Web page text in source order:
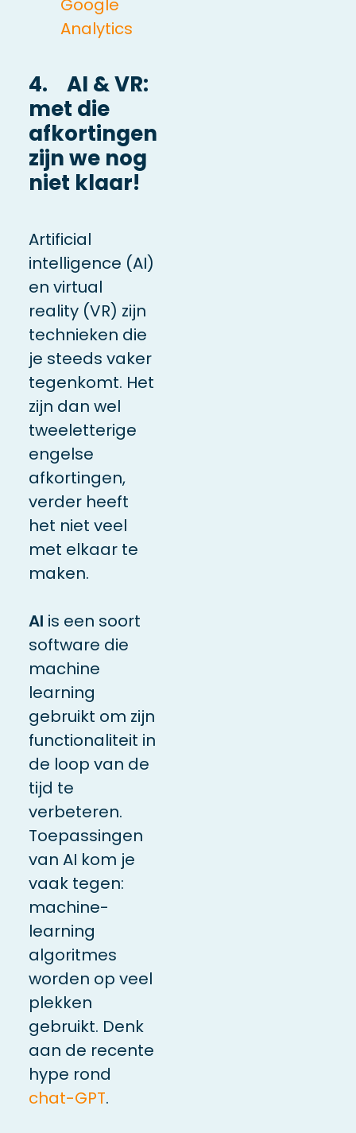
Google
Analytics
4. AI & VR:
met die
afkortingen
zijn we nog
niet klaar!
Artificial
intelligence (AI)
en virtual
reality (VR) zijn
technieken die
je steeds vaker
tegenkomt. Het
zijn dan wel
tweeletterige
engelse
afkortingen,
verder heeft
het niet veel
met elkaar te
maken.
AI is een soort
software die
machine
learning
gebruikt om zijn
functionaliteit in
de loop van de
tijd te
verbeteren.
Toepassingen
van AI kom je
vaak tegen:
machine-
learning
algoritmes
worden op veel
plekken
gebruikt. Denk
aan de recente
hype rond
chat-GPT.